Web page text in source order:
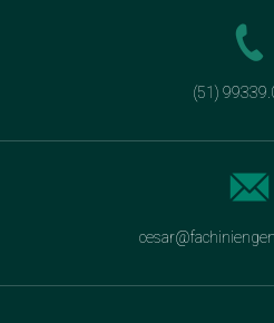
(51)